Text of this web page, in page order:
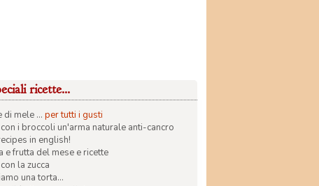
ricette...
di mele ... per tutti i gusti
i broccoli un'arma naturale anti-cancro
in english!
e frutta del mese e ricette
la zucca
una torta...